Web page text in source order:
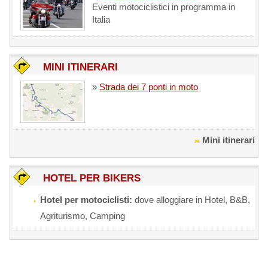
Eventi motociclistici in programma in
Italia
MINI ITINERARI
» Strada dei 7 ponti in moto
Mini itinerari
HOTEL PER BIKERS
Hotel per motociclisti: dove alloggiare in Hotel, B&B,
Agriturismo, Camping